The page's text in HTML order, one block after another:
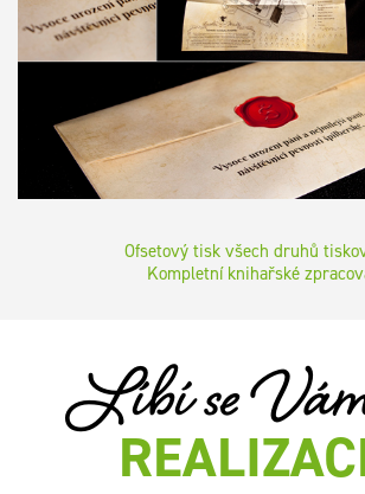
Ofsetový tisk všech druhů
Kompletní knihařské
Líbí se